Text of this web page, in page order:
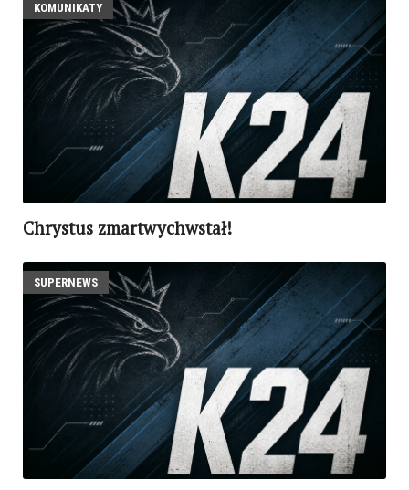
KOMUNIKATY
Chrystus zmartwychwstał!
SUPERNEWS